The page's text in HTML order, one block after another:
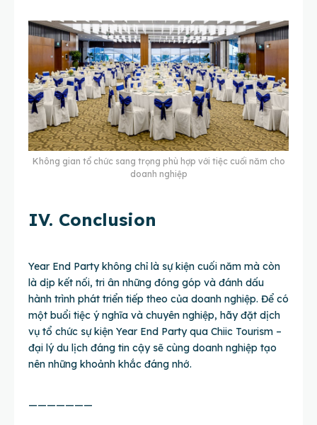
Không gian tổ chức sang trọng phù hợp với tiệc cuối năm cho
doanh nghiệp
IV. Conclusion
Year End Party không chỉ là sự kiện cuối năm mà còn
là dịp kết nối, tri ân những đóng góp và đánh dấu
hành trình phát triển tiếp theo của doanh nghiệp. Để có
một buổi tiệc ý nghĩa và chuyên nghiệp, hãy đặt dịch
vụ tổ chức sự kiện Year End Party qua Chiic Tourism –
đại lý du lịch đáng tin cậy sẽ cùng doanh nghiệp tạo
nên những khoảnh khắc đáng nhớ.
———————